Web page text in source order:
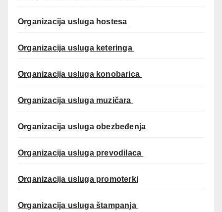
Organizacija usluga hostesa
Organizacija usluga keteringa
Organizacija usluga konobarica
Organizacija usluga muzičara
Organizacija usluga obezbeđenja
Organizacija usluga prevodilaca
Organizacija usluga promoterki
Organizacija usluga štampanja